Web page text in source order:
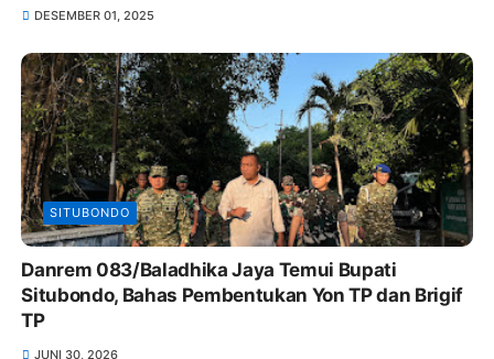
DESEMBER 01, 2025
SITUBONDO
Danrem 083/Baladhika Jaya Temui Bupati
Situbondo, Bahas Pembentukan Yon TP dan Brigif
TP
JUNI 30, 2026